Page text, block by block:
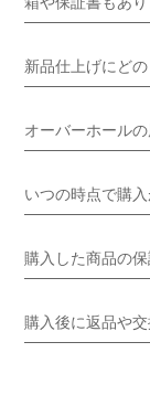
新品仕上げにど
オーバーホール
いつの時点で購
購入した商品の
購入後に返品や